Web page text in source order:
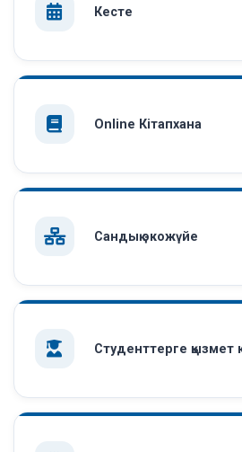
Кесте
Online Кітапхана
Сандық экожүйе
Студенттерге қызмет